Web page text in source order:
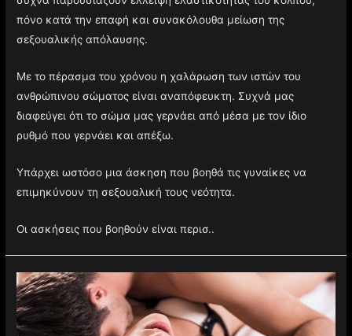
πόνο κατά την επαφή και συνακόλουθα μείωση της
σεξουαλικής απόλαυσης.
Με το πέρασμα του χρόνου η χαλάρωση των ιστών του
ανθρώπινου σώματος είναι αναπόφευκτη. Συχνά μας
διαφεύγει ότι το σώμα μας γερνάει από μέσα με τον ίδιο
ρυθμό που γερνάει και απέξω.
Υπάρχει ωστόσο μια άσκηση που βοηθά τις γυναίκες να
επιμηκύνουν τη σεξουαλική τους νεότητα.
Οι ασκήσεις που βοηθούν είναι περισ..